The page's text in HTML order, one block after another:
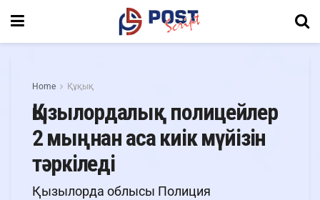
Home Құқық
Қызылордалық полицейлер
2 мыңнан аса киік мүйізін
тәркіледі
Қызылорда облысы Полиция